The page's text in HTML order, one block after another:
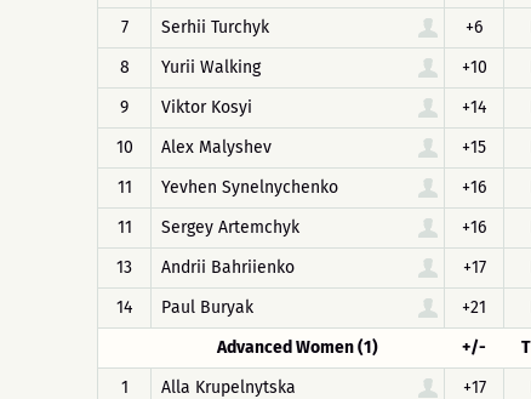
7
Serhii Turchyk +6
8
Yurii Walking +10
9
Viktor Kosyi +14
10
Alex Malyshev +15
11
Yevhen Synelnychenko +16
11
Sergey Artemchyk +16
13
Andrii Bahriienko +17
14
Paul Buryak +21
Advanced Women (1)
+/-
1
Alla Krupelnytska +17